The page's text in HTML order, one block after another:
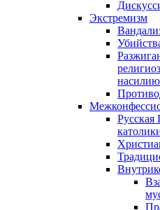
Экстремизм
насилию
Русская